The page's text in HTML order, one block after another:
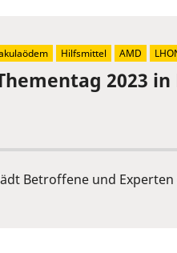
2023
lädt Betroffene und
Hilfsmittel AMD